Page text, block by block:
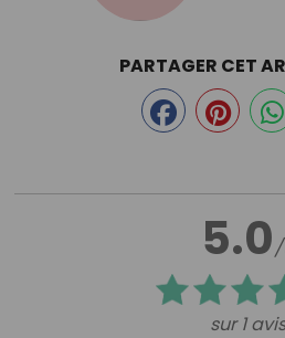
5.0
sur 1 avis
PARTAGER CET